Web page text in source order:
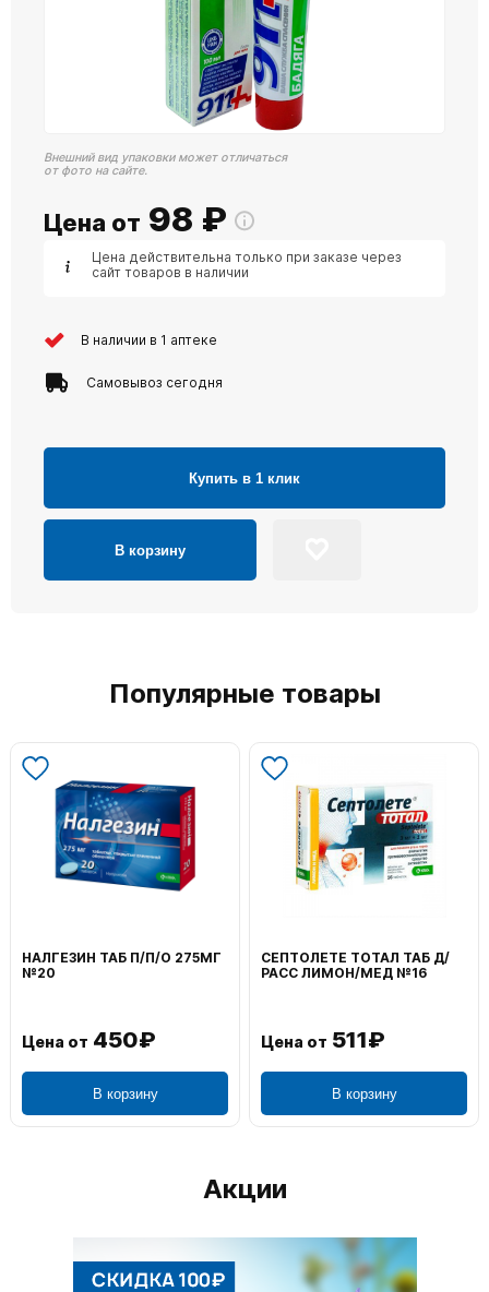
Внешний вид упаковки может отличаться
от фото на сайте.
Цена от 98 ₽
Цена действительна только при заказе через
сайт товаров в наличии
В наличии в 1 аптеке
Самовывоз сегодня
Купить в 1 клик
В корзину
Популярные товары
НАЛГЕЗИН ТАБ П/П/О 275МГ
№20
Цена от 450₽
В корзину
СЕПТОЛЕТЕ ТОТАЛ ТАБ Д/
РАСС ЛИМОН/МЕД №16
Цена от 511₽
В корзину
Акции